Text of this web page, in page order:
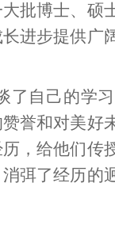
批博士、硕
进步提供广
了自己的学
誉和对美好
，给他们传
弭了经历的